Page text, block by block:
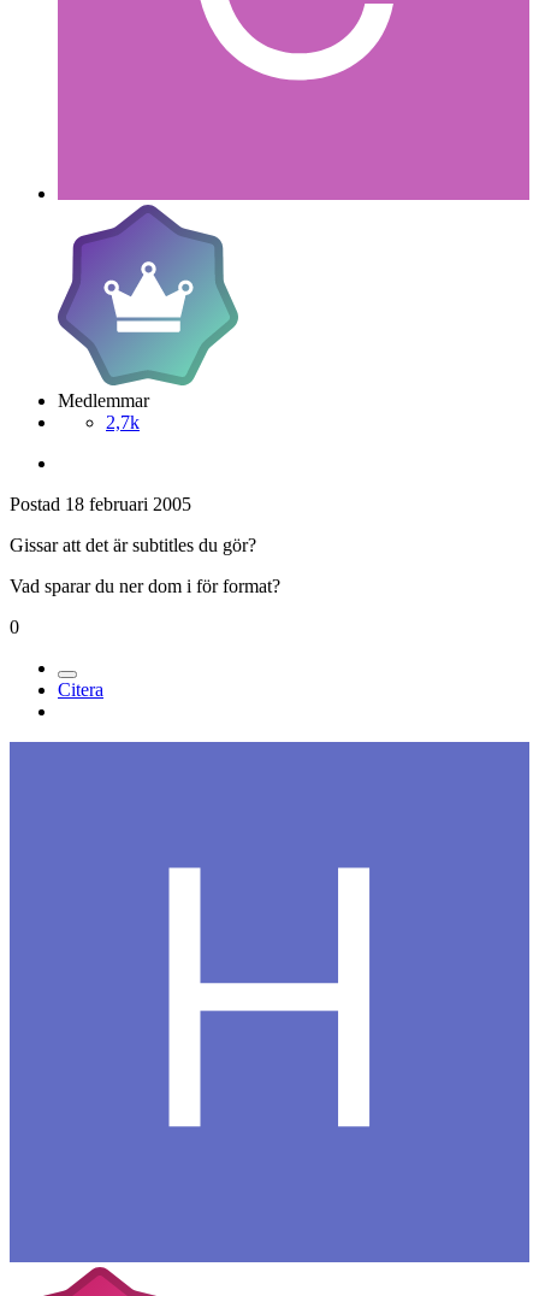
Medlemmar
2,7k
Postad 18 februari 2005
Gissar att det är subtitles du gör?
Vad sparar du ner dom i för format?
0
Citera